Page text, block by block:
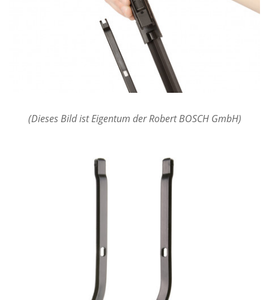
(Dieses Bild ist Eigentum der Robert BOSCH GmbH)